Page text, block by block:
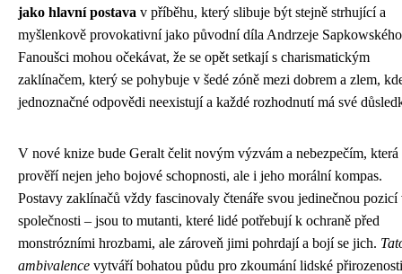
jako hlavní postava v příběhu, který slibuje být stejně strhující a
myšlenkově provokativní jako původní díla Andrzeje
Fanoušci mohou očekávat, že se opět setkají s charismatickým
zaklínačem, který se pohybuje v šedé zóně mezi dobrem a zlem,
jednoznačné odpovědi neexistují a každé rozhodnutí má své
V nové knize bude Geralt čelit novým výzvám a nebezpečím, která
prověří nejen jeho bojové schopnosti, ale i jeho morální kompas.
Postavy zaklínačů vždy fascinovaly čtenáře svou jedinečnou pozicí
společnosti – jsou to mutanti, které lidé potřebují k ochraně před
monstrózními hrozbami, ale zároveň jimi pohrdají a bojí se jich.
ambivalence vytváří bohatou půdu pro zkoumání lidské